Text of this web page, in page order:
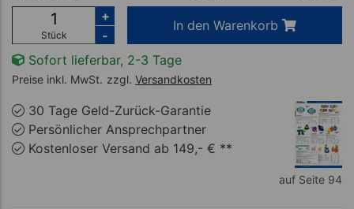
Stück
+
-
In den Warenkorb
Sofort lieferbar, 2-3 Tage
Preise inkl. MwSt. zzgl. Versandkosten
30 Tage Geld-Zurück-Garantie
Persönlicher Ansprechpartner
Kostenloser Versand ab 149,- € **
auf Seite 94